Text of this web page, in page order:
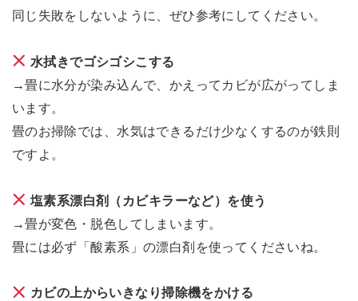
同じ失敗をしないように、ぜひ参考にしてください。
水拭きでゴシゴシこする
→畳に水分が染み込んで、かえってカビが広がってしま
います。
畳のお掃除では、水気はできるだけ少なくするのが鉄則
ですよ。
塩素系漂白剤（カビキラーなど）を使う
→畳が変色・脱色してしまいます。
畳には必ず「酸素系」の漂白剤を使ってくださいね。
カビの上からいきなり掃除機をかける